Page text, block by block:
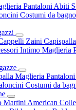
Pantaloni Abiti
Costumi da bagno
Zaini Capispalla
Intimo Maglieria
Maglieria Pantaloni
Costumi da
Martini American